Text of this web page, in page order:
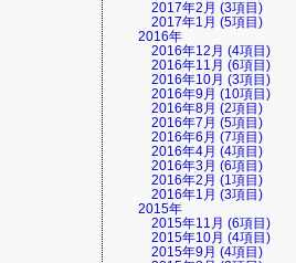
2017年2月 (3項目)
2017年1月 (5項目)
2016年
2016年12月 (4項目)
2016年11月 (6項目)
2016年10月 (3項目)
2016年9月 (10項目)
2016年8月 (2項目)
2016年7月 (5項目)
2016年6月 (7項目)
2016年4月 (4項目)
2016年3月 (6項目)
2016年2月 (1項目)
2016年1月 (3項目)
2015年
2015年11月 (6項目)
2015年10月 (4項目)
2015年9月 (4項目)